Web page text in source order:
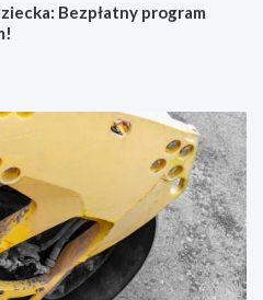
Bezpłatny program